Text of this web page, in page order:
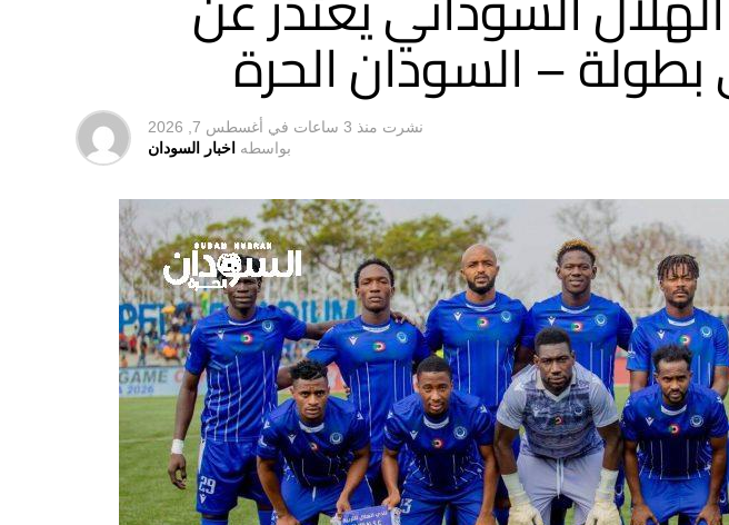
– السودان الحرة
نشرت منذ 3 ساعات في أغسطس 7, 2026
بواسطه اخبار السودان